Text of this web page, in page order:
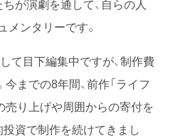
が演劇を通して、自らの人
ンタリーです。
て目下編集中ですが、制作費
までの8年間、前作「ライフ
売り上げや周囲からの寄付を
資で制作を続けてきまし